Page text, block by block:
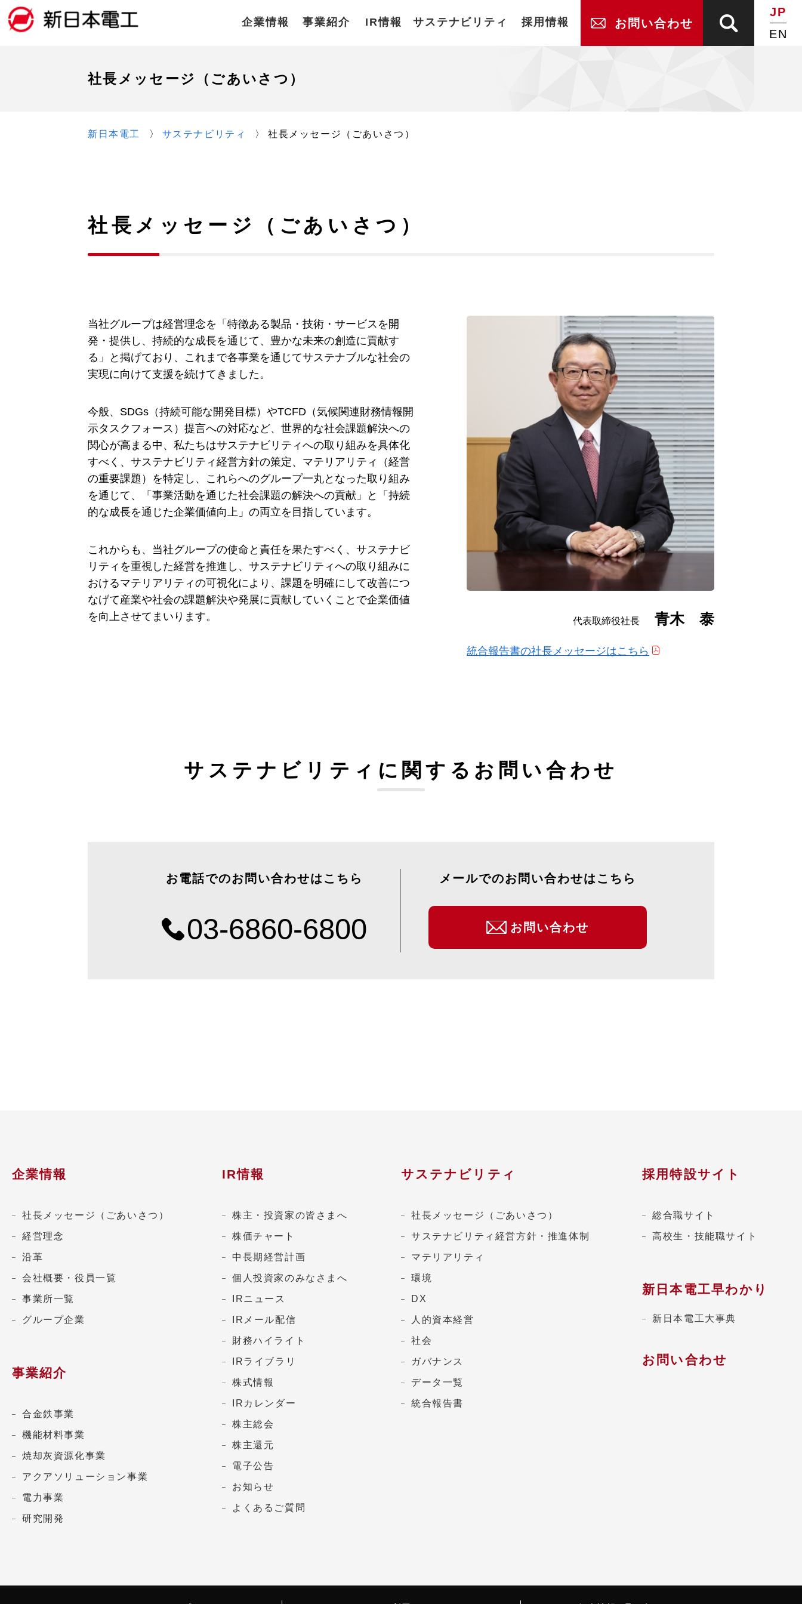
企業情報 事業紹介 IR情報 サステナビリティ 採用情報 お問い合わせ
JP
EN
社長メッセージ（ごあいさつ）
新日本電工 サステナビリティ 社長メッセージ（ごあいさつ）
社長メッセージ（ごあいさつ）
代表取締役社長 青木 泰
統合報告書の社長メッセージはこちら
当社グループは経営理念を「特徴ある製品・技術・サービスを開
発・提供し、持続的な成長を通じて、豊かな未来の創造に貢献す
る」と掲げており、これまで各事業を通じてサステナブルな社会の
実現に向けて支援を続けてきました。
今般、SDGs（持続可能な開発目標）やTCFD（気候関連財務情報開
示タスクフォース）提言への対応など、世界的な社会課題解決への
関心が高まる中、私たちはサステナビリティへの取り組みを具体化
すべく、サステナビリティ経営方針の策定、マテリアリティ（経営
の重要課題）を特定し、これらへのグループ一丸となった取り組み
を通じて、「事業活動を通じた社会課題の解決への貢献」と「持続
的な成長を通じた企業価値向上」の両立を目指しています。
これからも、当社グループの使命と責任を果たすべく、サステナビ
リティを重視した経営を推進し、サステナビリティへの取り組みに
おけるマテリアリティの可視化により、課題を明確にして改善につ
なげて産業や社会の課題解決や発展に貢献していくことで企業価値
を向上させてまいります。
サステナビリティに関するお問い合わせ
お電話でのお問い合わせはこちら
03-6860-6800
メールでのお問い合わせはこちら
お問い合わせ
企業情報
社長メッセージ（ごあいさつ）
経営理念
沿革
会社概要・役員一覧
事業所一覧
グループ企業
事業紹介
合金鉄事業
機能材料事業
焼却灰資源化事業
アクアソリューション事業
電力事業
研究開発
IR情報
株主・投資家の皆さまへ
株価チャート
中長期経営計画
個人投資家のみなさまへ
IRニュース
IRメール配信
財務ハイライト
IRライブラリ
株式情報
IRカレンダー
株主総会
株主還元
電子公告
お知らせ
よくあるご質問
サステナビリティ
社長メッセージ（ごあいさつ）
サステナビリティ経営方針・推進体制
マテリアリティ
環境
DX
人的資本経営
社会
ガバナンス
データ一覧
統合報告書
採用特設サイト
総合職サイト
高校生・技能職サイト
新日本電工早わかり
新日本電工大事典
お問い合わせ